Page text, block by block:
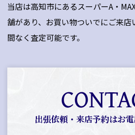
当店は高知市にあるスーパーA・
舗があり、お買い物ついでにご来
間なく査定可能です。
出張依頼・来店予約はお